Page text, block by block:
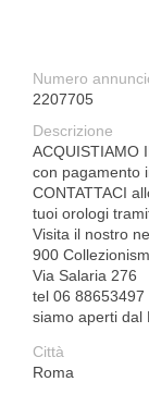
Numero
2207705
Descrizione
ACQUISTIAMO
con pagamento
CONTATTACI
tuoi orologi
Visita il nostro
900
Via Salaria 276
tel 06 88653497
siamo aperti dal
Città
Roma